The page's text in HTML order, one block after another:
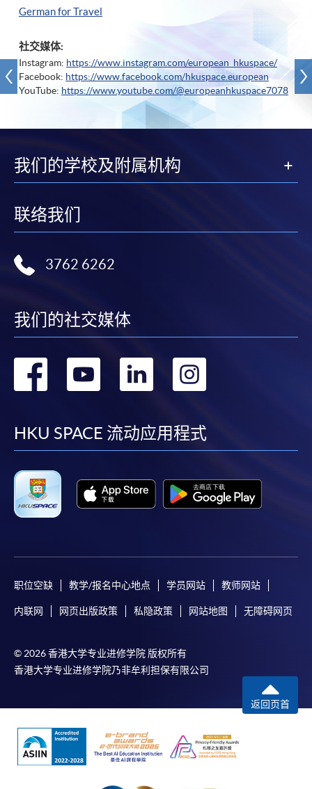
German for Travel
社交媒体:
Instagram: https://www.instagram.com/european_hkuspace/
Facebook: https://www.facebook.com/hkuspace.european
YouTube: https://www.youtube.com/@europeanhkuspace7078
我们的学校及附属机构
联络我们
3762 6262
我们的社交媒体
转
facebook
转
youtube
转
linkedin
HKU SPACE 流动应用程式
职位空缺 教学/报名中心地点 学员网站 教师网站
内联网 网页出版政策 私隐政策 网站地图 无障碍网页
© 2026 香港大学专业进修学院 版权所有
香港大学专业进修学院乃非牟利担保有限公司
返回页首